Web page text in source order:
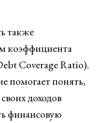
также
коэффициента
Coverage Ratio).
помогает понять,
доходов
финансовую